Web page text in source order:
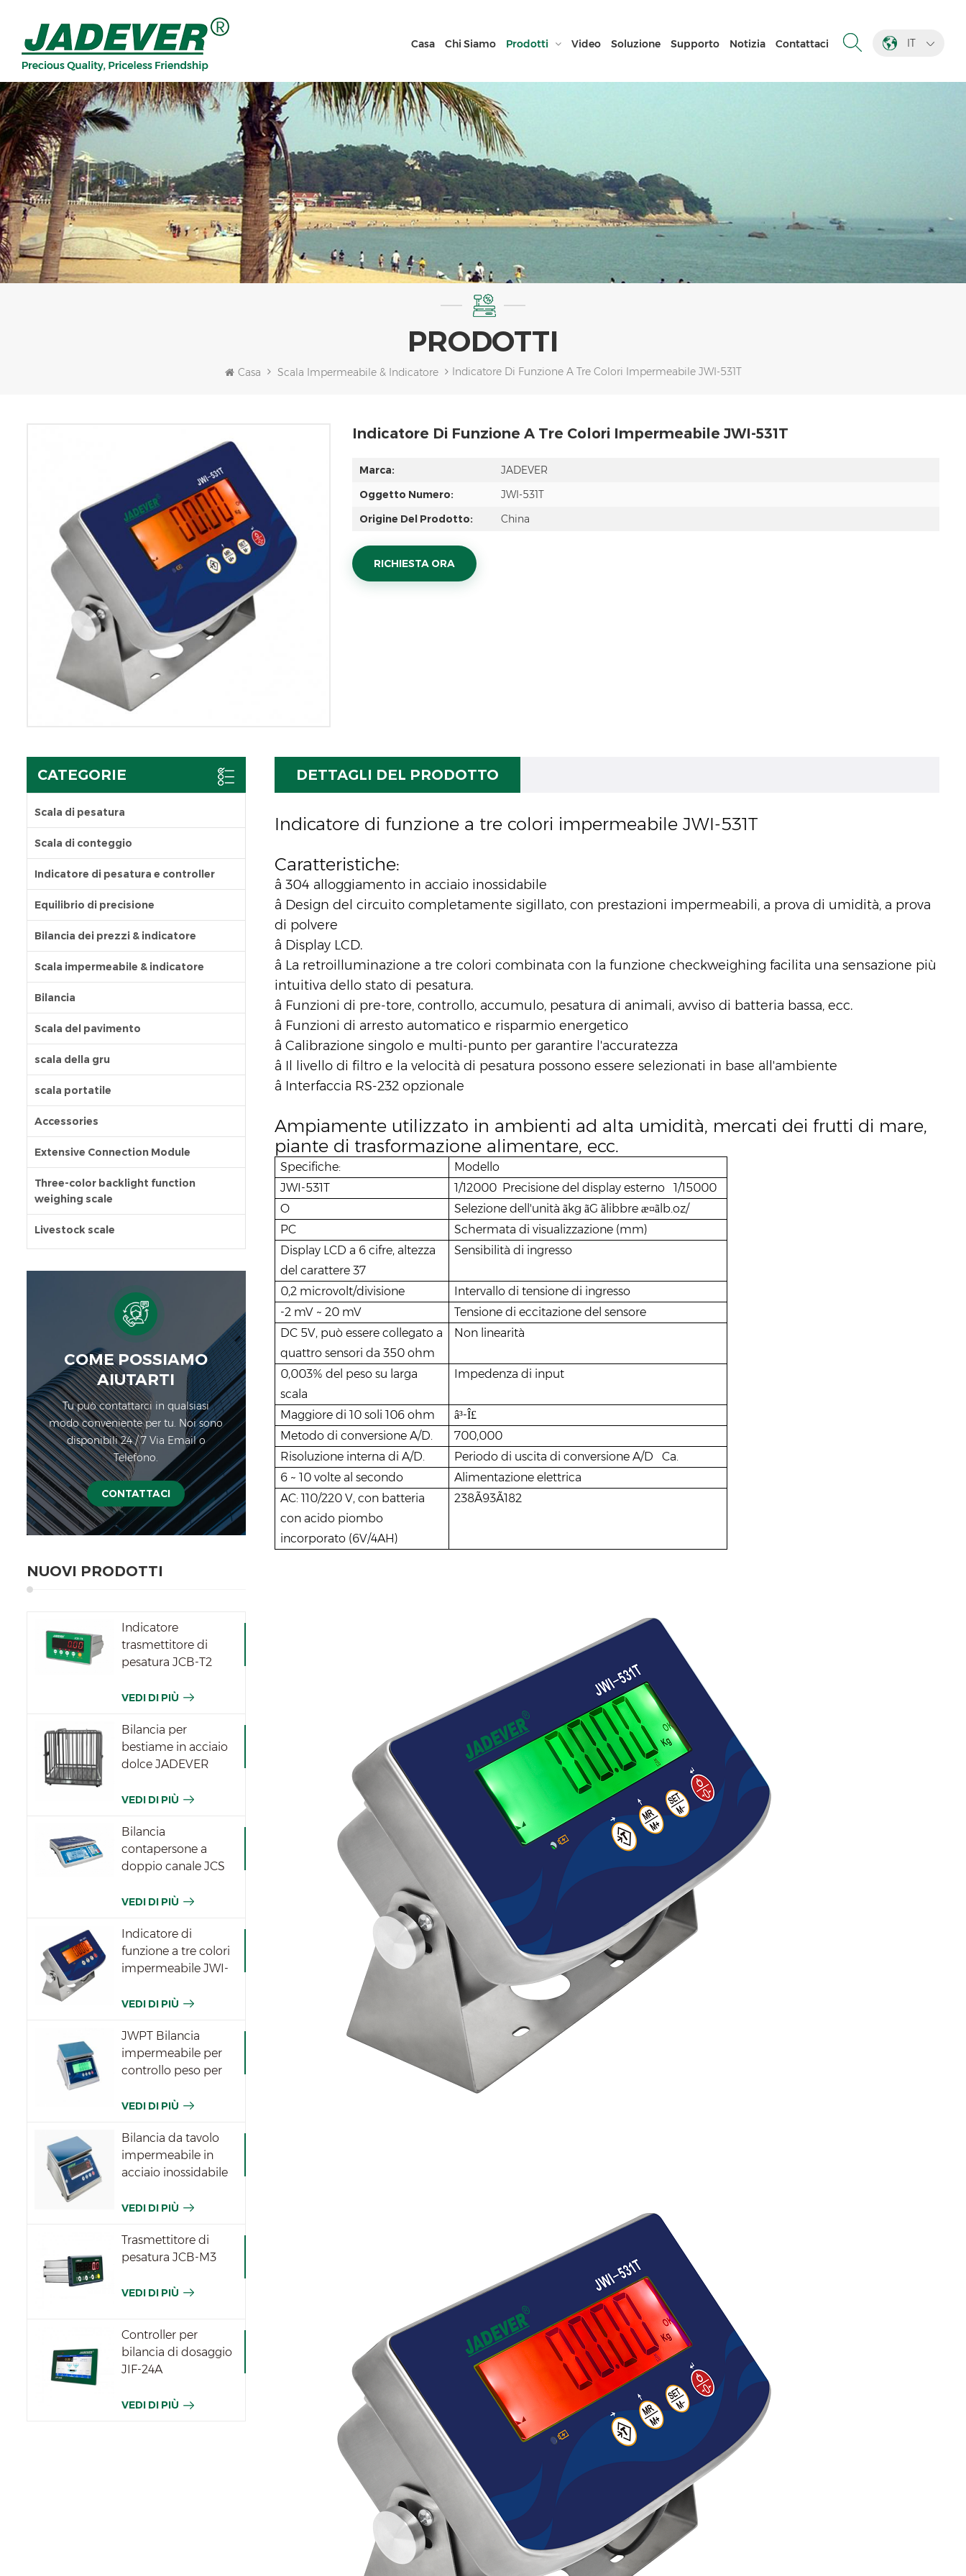
IT
Casa Chi Siamo Prodotti Video Soluzione Supporto Notizia Contattaci
PRODOTTI
Casa Scala Impermeabile & Indicatore Indicatore Di Funzione A Tre Colori Impermeabile JWI-531T
Indicatore Di Funzione A Tre Colori Impermeabile JWI-531T
Marca:
JADEVER
Oggetto Numero:
JWI-531T
Origine Del Prodotto:
China
RICHIESTA ORA
CATEGORIE
Scala di pesatura
Scala di conteggio
Indicatore di pesatura e controller
Equilibrio di precisione
Bilancia dei prezzi & indicatore
Scala impermeabile & indicatore
Bilancia
Scala del pavimento
scala della gru
scala portatile
Accessories
Extensive Connection Module
Three-color backlight function
weighing scale
Livestock scale
COME POSSIAMO
AIUTARTI
Tu può contattarci in qualsiasi
modo conveniente per tu. Noi sono
disponibili 24 / 7 Via Email o
Telefono.
CONTATTACI
NUOVI PRODOTTI
Indicatore
trasmettitore di
pesatura JCB-T2
VEDI DI PIÙ
Bilancia per
bestiame in acciaio
dolce JADEVER
VEDI DI PIÙ
Bilancia
contapersone a
doppio canale JCS
VEDI DI PIÙ
Indicatore di
funzione a tre colori
impermeabile JWI-
VEDI DI PIÙ
JWPT Bilancia
impermeabile per
controllo peso per
VEDI DI PIÙ
Bilancia da tavolo
impermeabile in
acciaio inossidabile
VEDI DI PIÙ
Trasmettitore di
pesatura JCB-M3
VEDI DI PIÙ
Controller per
bilancia di dosaggio
JIF-24A
VEDI DI PIÙ
DETTAGLI DEL PRODOTTO
Indicatore di funzione a tre colori impermeabile JWI-531T
Caratteristiche:
â 304 alloggiamento in acciaio inossidabile
â Design del circuito completamente sigillato, con prestazioni impermeabili, a prova di umidità, a prova
di polvere
â Display LCD.
â La retroilluminazione a tre colori combinata con la funzione checkweighing facilita una sensazione più
intuitiva dello stato di pesatura.
â Funzioni di pre-tore, controllo, accumulo, pesatura di animali, avviso di batteria bassa, ecc.
â Funzioni di arresto automatico e risparmio energetico
â Calibrazione singolo e multi-punto per garantire l'accuratezza
â Il livello di filtro e la velocità di pesatura possono essere selezionati in base all'ambiente
â Interfaccia RS-232 opzionale
Ampiamente utilizzato in ambienti ad alta umidità, mercati dei frutti di mare,
piante di trasformazione alimentare, ecc.
Specifiche:
Modello
JWI-531T
1/12000 Precisione del display esterno
1/15000
O
Selezione dell'unità ãkg ãG ã libbre æ¤ã lb.oz/
PC
Schermata di visualizzazione (mm)
Display LCD a 6 cifre, altezza
del carattere 37
Sensibilità di ingresso
0,2 microvolt/divisione
Intervallo di tensione di ingresso
-2 mV ~ 20 mV
Tensione di eccitazione del sensore
DC 5V, può essere collegato a
quattro sensori da 350 ohm
Non linearità
0,003% del peso su larga
scala
Impedenza di input
Maggiore di 10 soli 106 ohm â³-Î£
Metodo di conversione A/D.
700,000
Risoluzione interna di A/D.
Periodo di uscita di conversione A/D
Ca.
6 ~ 10 volte al secondo
Alimentazione elettrica
AC: 110/220 V, con batteria
con acido piombo
incorporato (6V/4AH)
238Ã93Ã182